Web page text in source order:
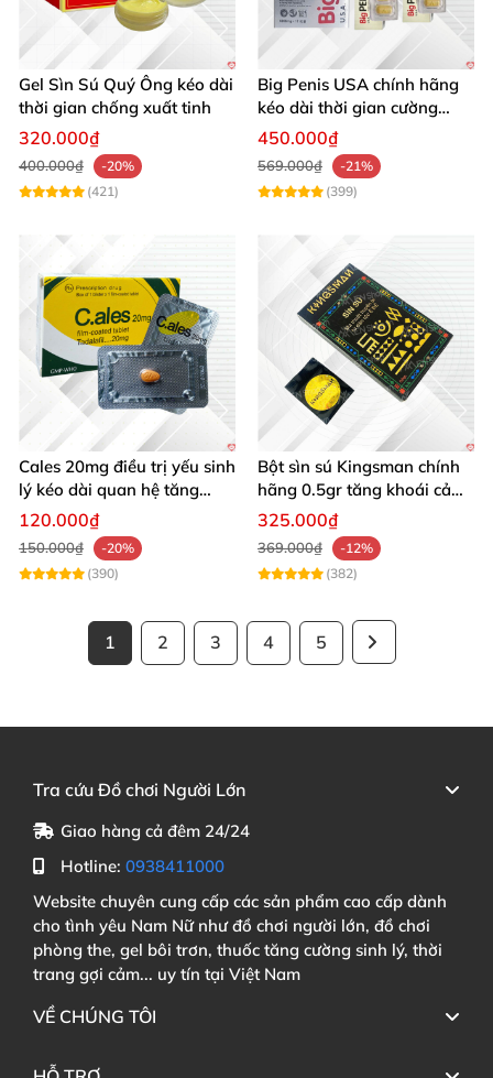
Gel Sìn Sú Quý Ông kéo dài
thời gian chống xuất tinh
320.000₫
400.000₫
-20%
(421)
Big Penis USA chính hãng
kéo dài thời gian cường
dương chống xuất tinh sớm
hộp 12 viên
450.000₫
569.000₫
-21%
(399)
Cales 20mg điều trị yếu sinh
lý kéo dài quan hệ tăng
cường cương dương
120.000₫
150.000₫
-20%
(390)
Bột sìn sú Kingsman chính
hãng 0.5gr tăng khoái cảm
kéo dài
325.000₫
369.000₫
-12%
(382)
1 2 3 4 5
Tra cứu Đồ chơi Người Lớn
Giao hàng cả đêm 24/24
Hotline: 0938411000
Website chuyên cung cấp các sản phẩm cao cấp dành
cho tình yêu Nam Nữ như đồ chơi người lớn, đồ chơi
phòng the, gel bôi trơn, thuốc tăng cường sinh lý, thời
trang gợi cảm... uy tín tại Việt Nam
VỀ CHÚNG TÔI